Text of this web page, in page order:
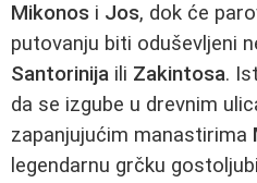
Mikonos i Jos, dok će
putovanju biti oduševljeni
Santorinija ili Zakintosa.
da se izgube u drevnim
zapanjujućim manastirima
legendarnu grčku